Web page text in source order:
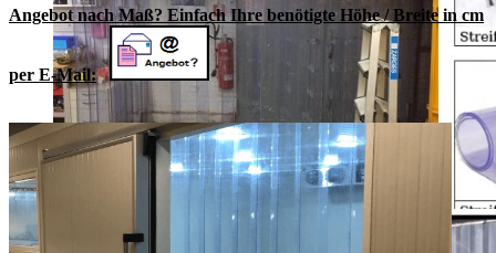
Angebot nach Maß? Einfach Ihre benötigte Höhe / Breite in cm
per E-Mail: